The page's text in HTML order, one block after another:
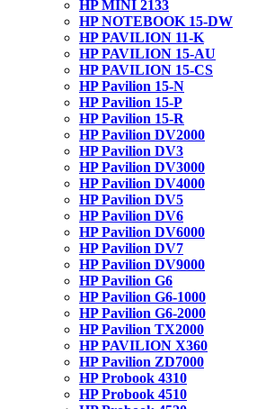
HP MINI 2133
HP NOTEBOOK 15-DW
HP PAVILION 11-K
HP PAVILION 15-AU
HP PAVILION 15-CS
HP Pavilion 15-N
HP Pavilion 15-P
HP Pavilion 15-R
HP Pavilion DV2000
HP Pavilion DV3
HP Pavilion DV3000
HP Pavilion DV4000
HP Pavilion DV5
HP Pavilion DV6
HP Pavilion DV6000
HP Pavilion DV7
HP Pavilion DV9000
HP Pavilion G6
HP Pavilion G6-1000
HP Pavilion G6-2000
HP Pavilion TX2000
HP PAVILION X360
HP Pavilion ZD7000
HP Probook 4310
HP Probook 4510